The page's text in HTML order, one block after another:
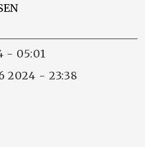
- 05:01
2024 - 23:38